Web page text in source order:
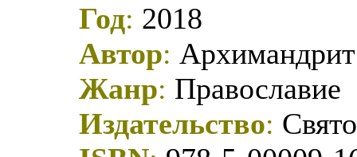
Год: 2018
Автор:
Жанр: Православие
Издательство: